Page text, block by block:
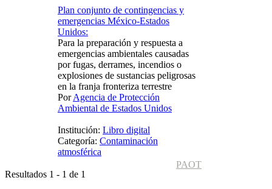
Plan conjunto de contingencias y
emergencias México-Estados
Unidos:
Para la preparación y respuesta a
emergencias ambientales causadas
por fugas, derrames, incendios o
explosiones de sustancias peligrosas
en la franja fronteriza terrestre
PorAgencia de Protección
Ambiental de Estados Unidos
Institución: Libro digital
Categoría: Contaminación
atmosférica
PAOT
Resultados 1 - 1 de 1